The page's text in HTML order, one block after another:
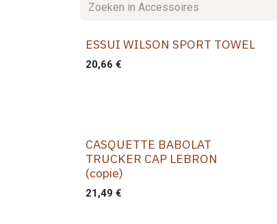
ESSUI WILSON SPORT TOWEL
20,66 €
CASQUETTE BABOLAT
TRUCKER CAP LEBRON
(copie)
21,49 €